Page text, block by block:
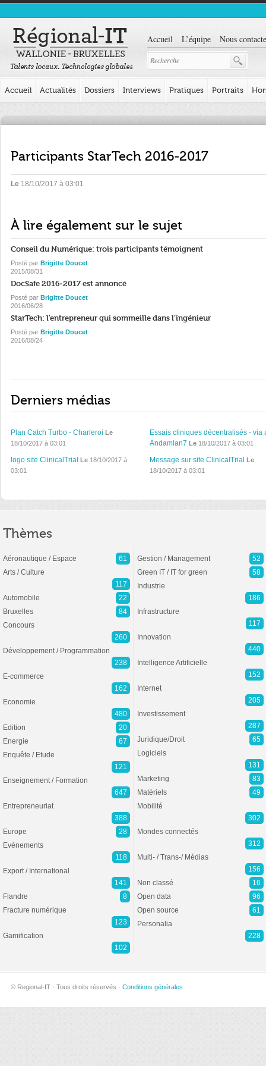
Accueil L’équipe Nous
Accueil Actualités Dossiers Interviews Pratiques Portraits
Participants StarTech 2016-2017
Le 18/10/2017 à 03:01
À lire également sur le sujet
Conseil du Numérique: trois participants témoignent
Posté par Brigitte Doucet
2015/08/31
DocSafe 2016-2017 est annoncé
Posté par Brigitte Doucet
2016/06/28
StarTech: l’entrepreneur qui sommeille dans l’ingénieur
Posté par Brigitte Doucet
2016/08/24
Derniers médias
Plan Catch Turbo - Charleroi Le
18/10/2017 à 03:01
Essais cliniques décentralisés - via
Andamlan7 Le18/10/2017 à 03:01
logo site ClinicalTrial Le 18/10/2017 à
03:01
Message sur site ClinicalTrial Le
18/10/2017 à 03:01
Thèmes
Aéronautique / Espace
61
Arts / Culture
117
Automobile
22
Bruxelles
84
Concours
260
Développement / Programmation
238
E-commerce
162
Economie
480
Edition
20
Energie
67
Enquête / Etude
121
Enseignement / Formation
647
Entrepreneuriat
388
Europe
28
Evénements
118
Export / International
141
Flandre
8
Fracture numérique
123
Gamification
102
Gestion / Management
52
Green IT / IT for green
58
Industrie
186
Infrastructure
117
Innovation
440
Intelligence Artificielle
152
Internet
205
Investissement
287
Juridique/Droit
65
Logiciels
131
Marketing
83
Matériels
49
Mobilité
302
Mondes connectés
312
Multi- / Trans-/ Médias
156
Non classé
16
Open data
96
Open source
61
Personalia
228
© Regional-IT · Tous droits réservés · Conditions générales